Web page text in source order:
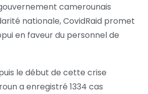
camerounais
nationale, CovidRaid promet
en faveur du personnel de
le début de cette crise
a enregistré 1334 cas